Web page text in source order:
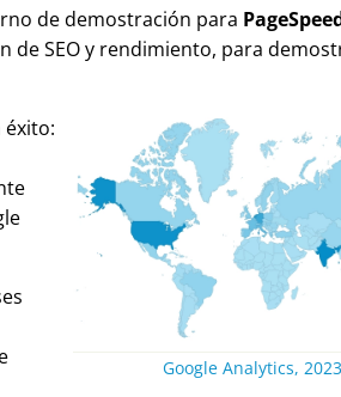
de demostración para
SEO y rendimiento, para
Google Analytics, 2023